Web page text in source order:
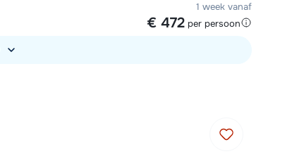
1 week vanaf
€ 472 per persoon